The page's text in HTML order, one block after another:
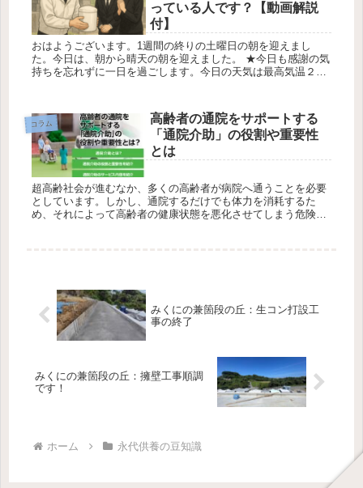
っている人です？【動画解説
付】
おはようございます。1週間の終りの土曜日の朝を迎えまし
た。今日は、朝から晴天の朝を迎えました。 ★今日も感謝の気
持ちを忘れずに一日を過ごします。今日の天気は最高気温２3℃
コラム
高齢者の通院をサポートする
「通院介助」の役割や重要性
とは
超高齢社会が進むなか、多くの高齢者が病院へ通うことを必要
としています。しかし、通院するだけでも体力を消耗するた
め、それによって高齢者の健康状態を悪化させてしまう危険性
みくにの兼箇段の丘：生コン打設工
事の終了
みくにの兼箇段の丘：擁壁工事順調
です！
ホーム 永代供養の豆知識